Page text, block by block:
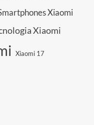
Xiaomi
Xiaomi
Xiaomi 17